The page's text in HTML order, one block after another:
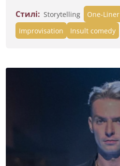
Стилі: Storytelling One-Liner
Improvisation
Insult comedy